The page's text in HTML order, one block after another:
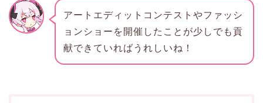
アートエディットコンテストやファッシ
ョンショーを開催したことが少しでも貢
献できていればうれしいね！